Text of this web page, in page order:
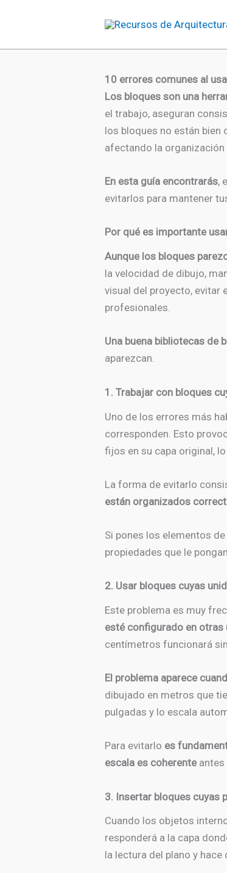
10 errores comunes al
Los bloques son una
el trabajo, aseguran
los bloques no están bien
afectando la
En esta guía encontrarás,
evitarlos para mantener
Por qué es importante
Aunque los bloques
la velocidad de dibujo,
visual del proyecto, evitar
profesionales.
Una buena bibliotecas de
aparezcan.
1. Trabajar con bloques
Uno de los errores más
corresponden. Esto
fijos en su capa original,
La forma de evitarlo
están organizados
Si pones los elementos
propiedades que le
2. Usar bloques cuyas
Este problema es muy
esté configurado en
centímetros funcionará
El problema aparece
dibujado en metros que
pulgadas y lo escala
Para evitarlo es
escala es coherenteantes
3. Insertar bloques cuyas
Cuando los objetos
responderá a la capa
la lectura del plano y